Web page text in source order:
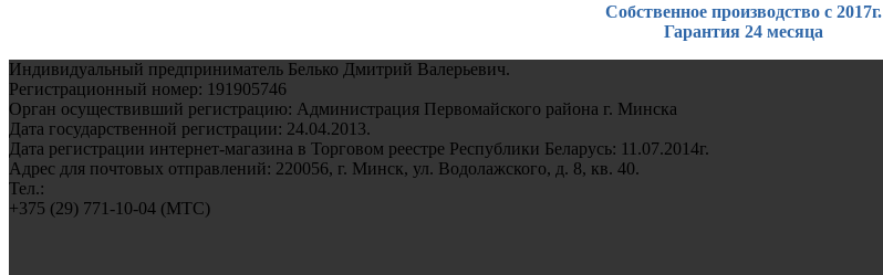
Собственное производство с 2017г.
Гарантия 24 месяца
Индивидуальный предприниматель Белько Дмитрий Валерьевич.
Регистрационный номер: 191905746
Орган осуществивший регистрацию: Администрация Первомайского района г. Минска
Дата государственной регистрации: 24.04.2013.
Дата регистрации интернет-магазина в Торговом реестре Республики Беларусь: 11.07.2014г.
Адрес для почтовых отправлений: 220056, г. Минск, ул. Водолажского, д. 8, кв. 40.
Тел.:
+375 (29) 771-10-04 (MTC)